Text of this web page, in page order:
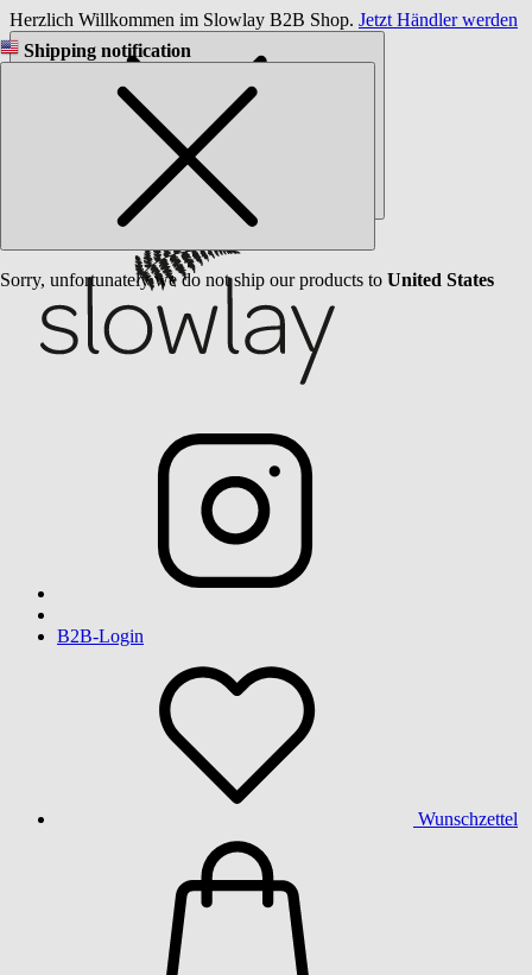
Shipping notification
Sorry, unfortunately we do not ship our products to United States
Herzlich Willkommen im Slowlay B2B Shop. Jetzt Händler werden
B2B-Login
Wunschzettel